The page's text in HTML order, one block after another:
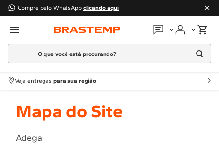
Compre pelo WhatsApp clicando aqui
Em que podemos
O que você está procurando?
Termos mais buscados
1º Geladeira
2
Fogao
4 º Lava Louça
Veja entregas para sua região
Mapa do Site
Adega